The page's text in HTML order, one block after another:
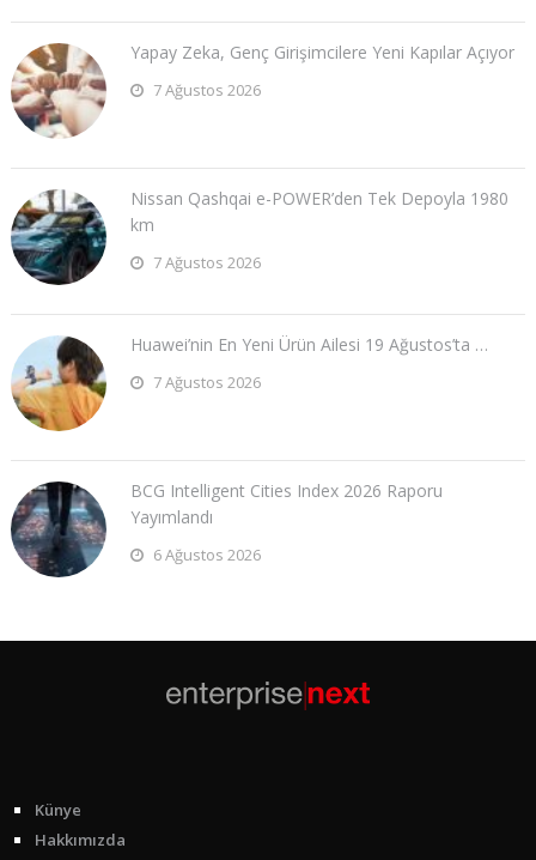
Yapay Zeka, Genç Girişimcilere Yeni Kapılar Açıyor
7 Ağustos 2026
Nissan Qashqai e-POWER’den Tek Depoyla 1980
km
7 Ağustos 2026
Huawei’nin En Yeni Ürün Ailesi 19 Ağustos’ta …
7 Ağustos 2026
BCG Intelligent Cities Index 2026 Raporu
Yayımlandı
6 Ağustos 2026
Künye
Hakkımızda